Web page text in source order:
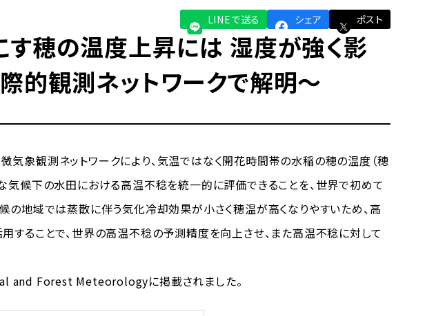
穂の温度上昇には 湿度が強く影
的観測ネットワークで解明～
LINEで送る シェア ポスト
象観測ネットワークにより、気温ではなく開花時間帯の水稲の穂の温度（穂
気候下の水田における高温不稔を統一的に評価できることを、世界で初めて
の地域では蒸散に伴う気化冷却効果が小さく穂温が高くなりやすいため、高
することで、世界の高温不稔の予測精度を向上させ、また高温不稔に対して
Forest Meteorologyに掲載されました。